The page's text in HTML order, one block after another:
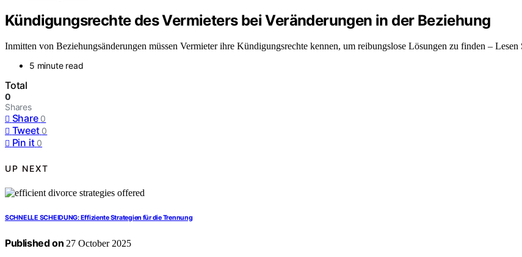
Kündigungsrechte des Vermieters bei Veränderungen in der Beziehung
Inmitten von Beziehungsänderungen müssen Vermieter ihre Kündigungsrechte kennen, um reibungslose Lösungen zu finden –
5 minute read
Total
0
Shares
Share 0
Tweet 0
Pin it 0
UP NEXT
SCHNELLE SCHEIDUNG: Effiziente Strategien für die Trennung
Published on 27 October 2025